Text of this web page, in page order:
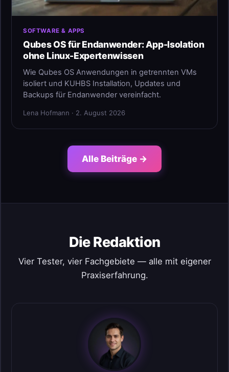
SOFTWARE & APPS
Qubes OS für Endanwender: App-Isolation
ohne Linux-Expertenwissen
Wie Qubes OS Anwendungen in getrennten VMs
isoliert und KUHBS Installation, Updates und
Backups für Endanwender vereinfacht.
Lena Hofmann · 2. August 2026
Alle Beiträge →
Die Redaktion
Vier Tester, vier Fachgebiete — alle mit eigener
Praxiserfahrung.